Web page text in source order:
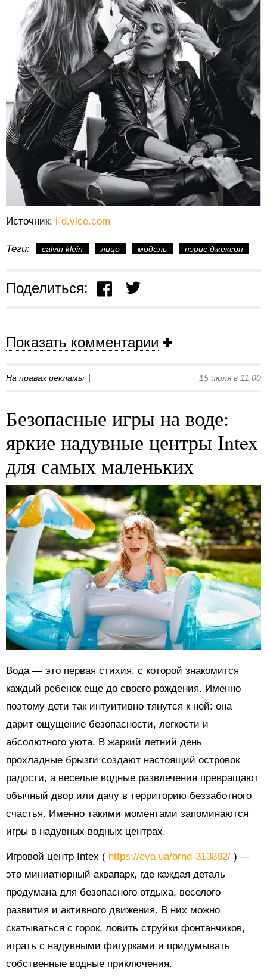
Источник: i-d.vice.com
Теги: calvin klein лицо модель пэрис джексон
Поделиться:
Показать комментарии
На правах рекламы 15 июля в 11:00
Безопасные игры на воде:
яркие надувные центры Intex
для самых маленьких
Вода — это первая стихия, с которой знакомится
каждый ребенок еще до своего рождения. Именно
поэтому дети так интуитивно тянутся к ней: она
дарит ощущение безопасности, легкости и
абсолютного уюта. В жаркий летний день
прохладные брызги создают настоящий островок
радости, а веселые водные развлечения превращают
обычный двор или дачу в территорию беззаботного
счастья. Именно такими моментами запоминаются
игры в надувных водных центрах.
Игровой центр Intex ( https://eva.ua/brnd-313882/ ) —
это миниатюрный аквапарк, где каждая деталь
продумана для безопасного отдыха, веселого
развития и активного движения. В них можно
скатываться с горок, ловить струйки фонтанчиков,
играть с надувными фигурками и придумывать
собственные водные приключения.